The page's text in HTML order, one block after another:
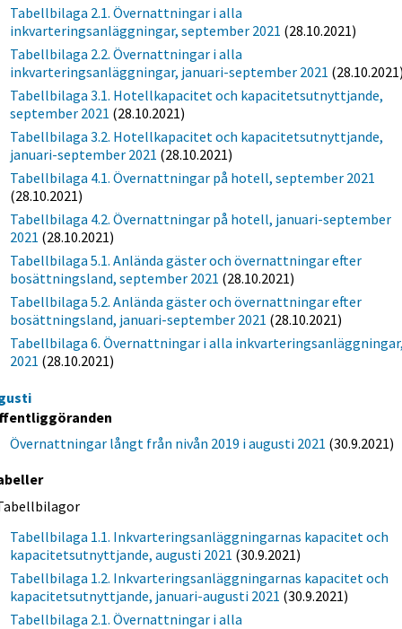
Tabellbilaga 2.1. Övernattningar i alla
inkvarteringsanläggningar, september 2021 (28.10.2021)
Tabellbilaga 2.2. Övernattningar i alla
inkvarteringsanläggningar, januari-september 2021
Tabellbilaga 3.1. Hotellkapacitet och kapacitetsutnyttjande,
september 2021 (28.10.2021)
Tabellbilaga 3.2. Hotellkapacitet och kapacitetsutnyttjande,
januari-september 2021 (28.10.2021)
Tabellbilaga 4.1. Övernattningar på hotell, september 2021
(28.10.2021)
Tabellbilaga 4.2. Övernattningar på hotell, januari-september
2021 (28.10.2021)
Tabellbilaga 5.1. Anlända gäster och övernattningar efter
bosättningsland, september 2021 (28.10.2021)
Tabellbilaga 5.2. Anlända gäster och övernattningar efter
bosättningsland, januari-september 2021 (28.10.2021)
Tabellbilaga 6. Övernattningar i alla
2021 (28.10.2021)
Övernattningar långt från nivån 2019 i augusti 2021 (30.9.2021)
Tabellbilaga 1.1. Inkvarteringsanläggningarnas kapacitet och
kapacitetsutnyttjande, augusti 2021 (30.9.2021)
Tabellbilaga 1.2. Inkvarteringsanläggningarnas kapacitet och
kapacitetsutnyttjande, januari-augusti 2021 (30.9.2021)
Tabellbilaga 2.1. Övernattningar i alla